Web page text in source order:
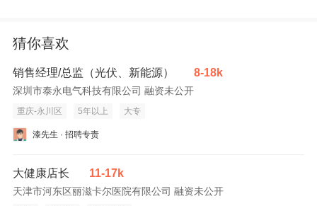
猜你喜欢
销售经理/总监（光伏、新能源） 8-18k
深圳市泰永电气科技有限公司 融资未公开
重庆-永川区 5年以上 大专
漆先生 · 招聘专责
大健康店长 11-17k
天津市河东区丽滋卡尔医院有限公司 融资未公开